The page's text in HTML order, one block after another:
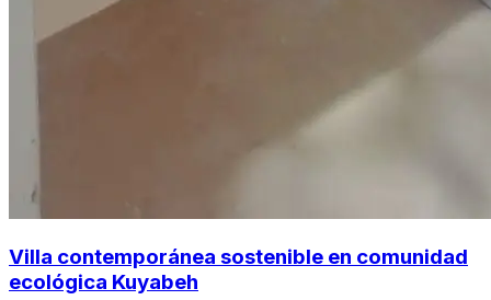
Villa contemporánea sostenible en comunidad
ecológica Kuyabeh